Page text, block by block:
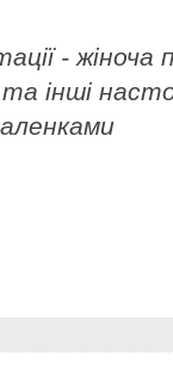
- жіноча
інші